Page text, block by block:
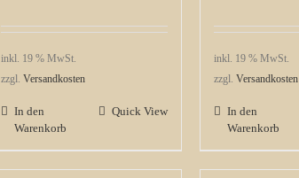
inkl. 19 % MwSt.
zzgl. Versandkosten
In den
Warenkorb
Quick View
inkl. 19 % MwSt.
zzgl. Versandkosten
In den
Warenkorb